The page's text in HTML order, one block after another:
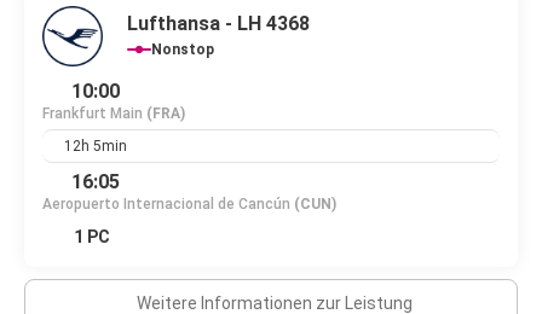
Lufthansa - LH 4368
Nonstop
10:00
Frankfurt Main (FRA)
12h 5min
16:05
Aeropuerto Internacional de Cancún (CUN)
1 PC
Weitere Informationen zur Leistung